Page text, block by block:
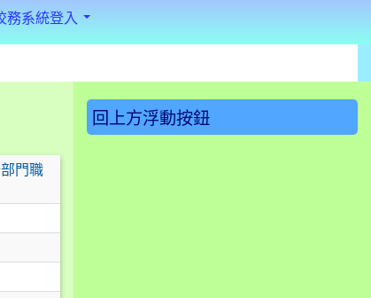
務系統登入
門職
::: 回上方浮動按鈕